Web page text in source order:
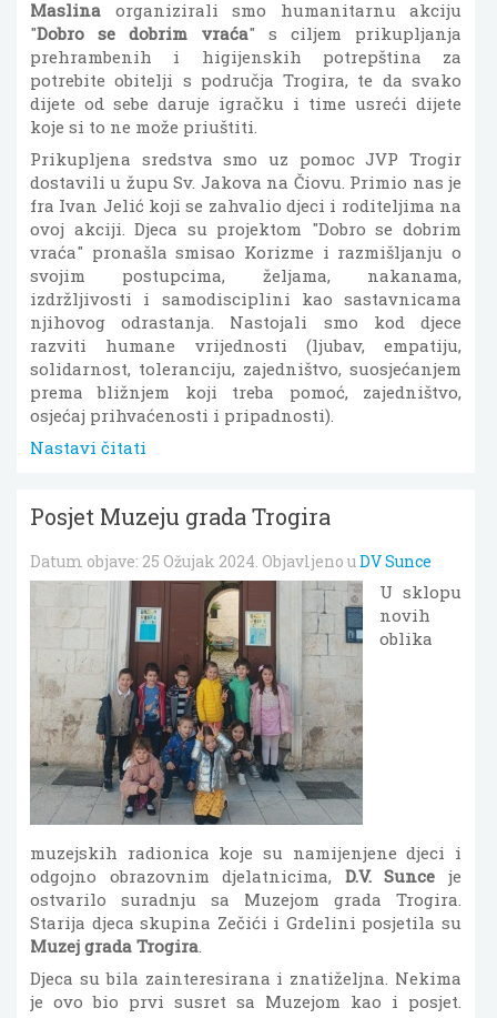
Maslina organizirali smo humanitarnu akciju
"Dobro se dobrim vraća" s ciljem prikupljanja
prehrambenih i higijenskih potrepština za
potrebite obitelji s područja Trogira, te da svako
dijete od sebe daruje igračku i time usreći dijete
koje si to ne može priuštiti.
Prikupljena sredstva smo uz pomoc JVP Trogir
dostavili u župu Sv. Jakova na Čiovu. Primio nas je
fra Ivan Jelić koji se zahvalio djeci i roditeljima na
ovoj akciji. Djeca su projektom "Dobro se dobrim
vraća" pronašla smisao Korizme i razmišljanju o
svojim postupcima, željama, nakanama,
izdržljivosti i samodisciplini kao sastavnicama
njihovog odrastanja. Nastojali smo kod djece
razviti humane vrijednosti (ljubav, empatiju,
solidarnost, toleranciju, zajedništvo, suosjećanjem
prema bližnjem koji treba pomoć, zajedništvo,
osjećaj prihvaćenosti i pripadnosti).
Nastavi čitati
Posjet Muzeju grada Trogira
Datum objave: 25 Ožujak 2024. Objavljeno uDV Sunce
U sklopu
novih
oblika
muzejskih radionica koje su namijenjene djeci i
odgojno obrazovnim djelatnicima, D.V. Sunce je
ostvarilo suradnju sa Muzejom grada Trogira.
Starija djeca skupina Zečići i Grdelini posjetila su
Muzej grada Trogira.
Djeca su bila zainteresirana i znatiželjna. Nekima
je ovo bio prvi susret sa Muzejom kao i posjet.